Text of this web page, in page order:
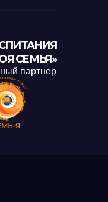
СЕМЬЯ»
партнер